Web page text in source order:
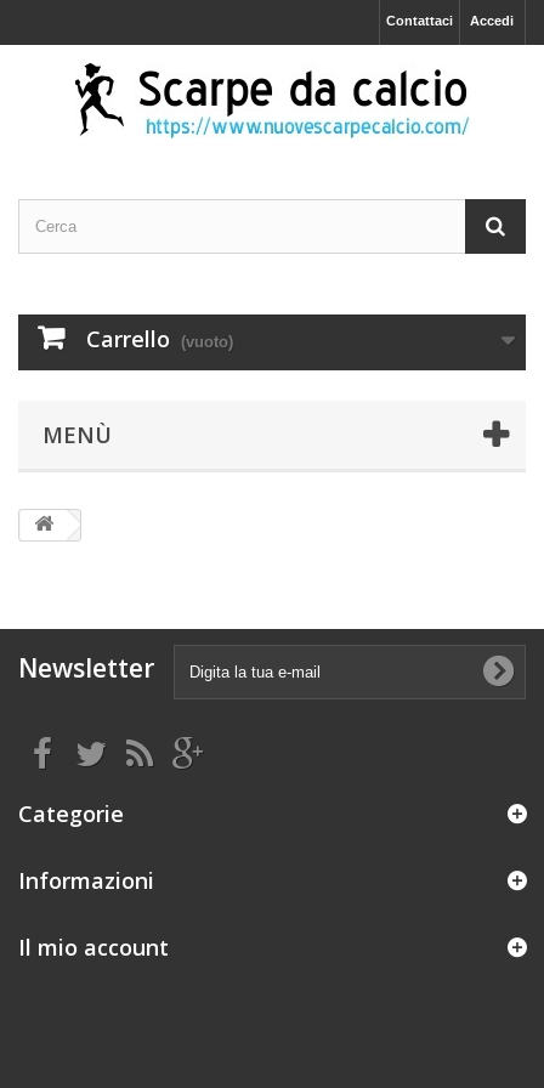
Accedi
Contattaci
Carrello (vuoto)
MENÙ
Newsletter
Categorie
Informazioni
Il mio account